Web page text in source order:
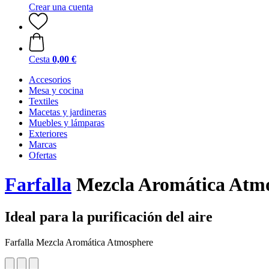
Crear una cuenta
Cesta 0,00 €
Accesorios
Mesa y cocina
Textiles
Macetas y jardineras
Muebles y lámparas
Exteriores
Marcas
Ofertas
Farfalla Mezcla Aromática
Ideal para la purificación del aire
Farfalla Mezcla Aromática Atmosphere